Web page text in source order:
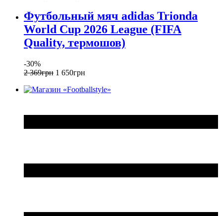
Футбольный мяч adidas Trionda
World Cup 2026 League (FIFA
Quality, термошов)
-30%
2 369грн 1 650грн